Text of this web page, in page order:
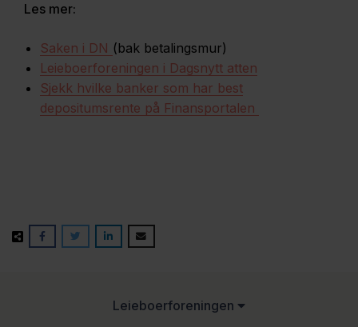
Les mer:
Saken i DN (bak betalingsmur)
Leieboerforeningen i Dagsnytt atten
Sjekk hvilke banker som har best
depositumsrente på Finansportalen
Leieboerforeningen